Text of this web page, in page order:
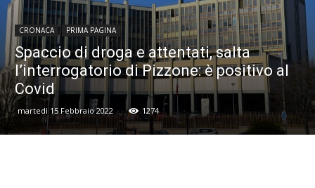
CRONACA PRIMA PAGINA
Spaccio di droga e attentati, salta
l’interrogatorio di Pizzone: è positivo al
Covid
martedì 15 Febbraio 2022 1274